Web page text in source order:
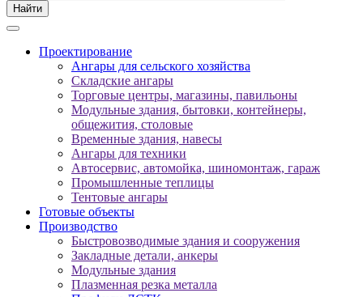
Найти
Проектирование
Ангары для сельского хозяйства
Складские ангары
Торговые центры, магазины, павильоны
Модульные здания, бытовки, контейнеры,
общежития, столовые
Временные здания, навесы
Ангары для техники
Автосервис, автомойка, шиномонтаж, гараж
Промышленные теплицы
Тентовые ангары
Готовые объекты
Производство
Быстровозводимые здания и сооружения
Закладные детали, анкеры
Модульные здания
Плазменная резка металла